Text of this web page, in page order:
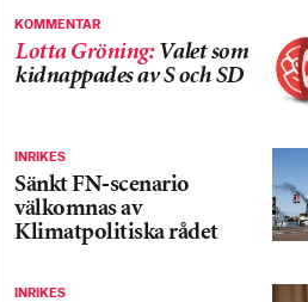
KOMMENTAR
Lotta Gröning: Valet som
kidnappades av S och SD
INRIKES
Sänkt FN-scenario
välkomnas av
Klimatpolitiska rådet
INRIKES